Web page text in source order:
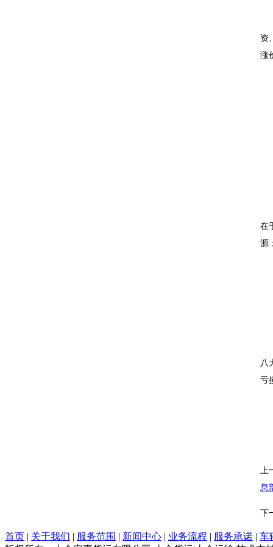
资
涨
在
源
八
亏
上
息
下
首页 | 关于我们 | 服务范围 | 新闻中心 | 业务流程 | 服务承诺 | 车